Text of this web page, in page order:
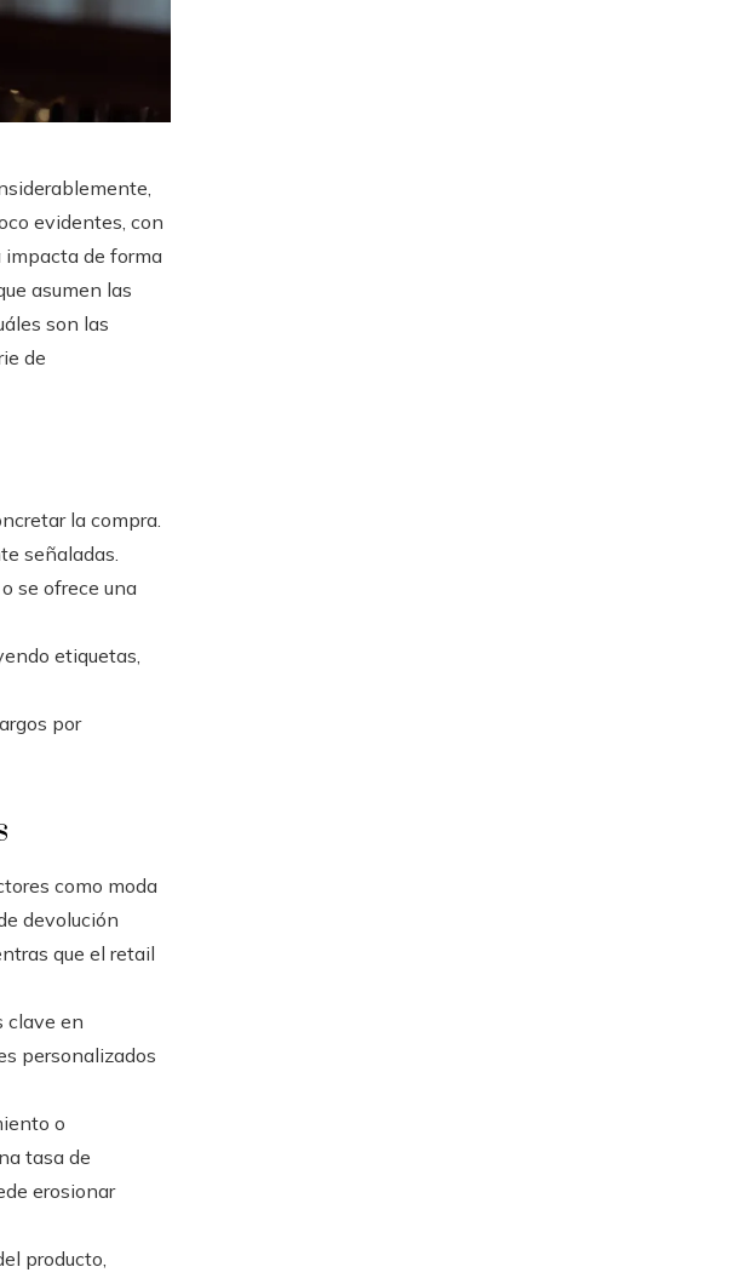
evidentes, con
impacta de forma
asumen las
son las
de
la compra.
señaladas.
se ofrece una
etiquetas,
por
como moda
devolución
que el retail
clave en
personalizados
o
tasa de
erosionar
producto,